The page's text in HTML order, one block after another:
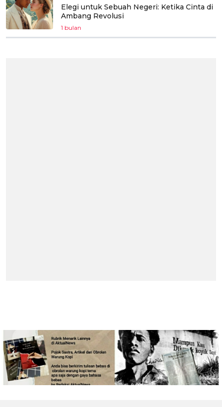
Elegi untuk Sebuah Negeri: Ketika Cinta di
Ambang Revolusi
1 bulan